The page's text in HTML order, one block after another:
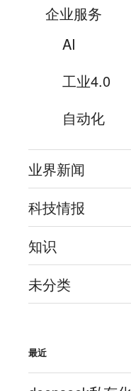
企业服务
AI
工业4.0
自动化
业界新闻
科技情报
知识
未分类
最近